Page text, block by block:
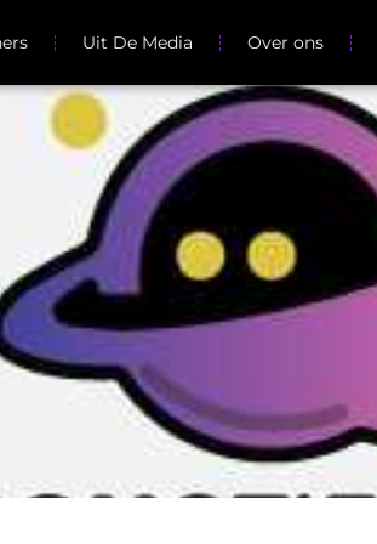
Uit De Media Over ons